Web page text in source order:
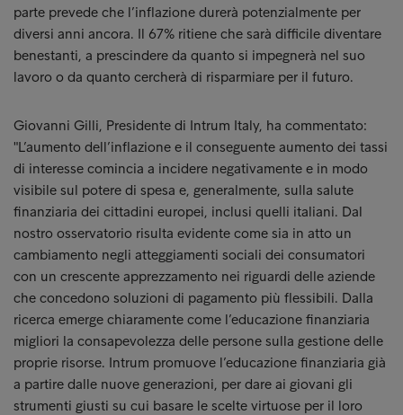
parte prevede che l’inflazione durerà potenzialmente per
diversi anni ancora. Il 67% ritiene che sarà difficile diventare
benestanti, a prescindere da quanto si impegnerà nel suo
lavoro o da quanto cercherà di risparmiare per il futuro.
Giovanni Gilli, Presidente di Intrum Italy, ha commentato:
"L’aumento dell’inflazione e il conseguente aumento dei tassi
di interesse comincia a incidere negativamente e in modo
visibile sul potere di spesa e, generalmente, sulla salute
finanziaria dei cittadini europei, inclusi quelli italiani. Dal
nostro osservatorio risulta evidente come sia in atto un
cambiamento negli atteggiamenti sociali dei consumatori
con un crescente apprezzamento nei riguardi delle aziende
che concedono soluzioni di pagamento più flessibili. Dalla
ricerca emerge chiaramente come l’educazione finanziaria
migliori la consapevolezza delle persone sulla gestione delle
proprie risorse. Intrum promuove l’educazione finanziaria già
a partire dalle nuove generazioni, per dare ai giovani gli
strumenti giusti su cui basare le scelte virtuose per il loro